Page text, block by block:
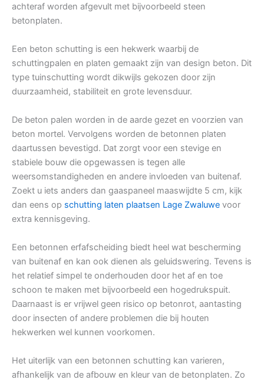
achteraf worden afgevult met bijvoorbeeld steen
betonplaten.
Een beton schutting is een hekwerk waarbij de
schuttingpalen en platen gemaakt zijn van design beton. Dit
type tuinschutting wordt dikwijls gekozen door zijn
duurzaamheid, stabiliteit en grote levensduur.
De beton palen worden in de aarde gezet en voorzien van
beton mortel. Vervolgens worden de betonnen platen
daartussen bevestigd. Dat zorgt voor een stevige en
stabiele bouw die opgewassen is tegen alle
weersomstandigheden en andere invloeden van buitenaf.
Zoekt u iets anders dan gaaspaneel maaswijdte 5 cm, kijk
dan eens op schutting laten plaatsen Lage Zwaluwe voor
extra kennisgeving.
Een betonnen erfafscheiding biedt heel wat bescherming
van buitenaf en kan ook dienen als geluidswering. Tevens is
het relatief simpel te onderhouden door het af en toe
schoon te maken met bijvoorbeeld een hogedrukspuit.
Daarnaast is er vrijwel geen risico op betonrot, aantasting
door insecten of andere problemen die bij houten
hekwerken wel kunnen voorkomen.
Het uiterlijk van een betonnen schutting kan varieren,
afhankelijk van de afbouw en kleur van de betonplaten. Zo